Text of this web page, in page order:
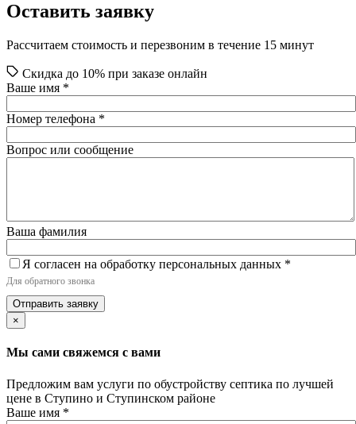
Оставить заявку
Рассчитаем стоимость и перезвоним в течение 15 минут
Скидка до 10% при заказе онлайн
Ваше имя *
Номер телефона *
Вопрос или сообщение
Ваша фамилия
Я согласен на обработку персональных данных *
Для обратного звонка
Отправить заявку
×
Мы сами свяжемся с вами
Предложим вам услуги по обустройству септика по лучшей
цене в Ступино и Ступинском районе
Ваше имя *